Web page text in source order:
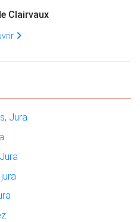
Clairvaux